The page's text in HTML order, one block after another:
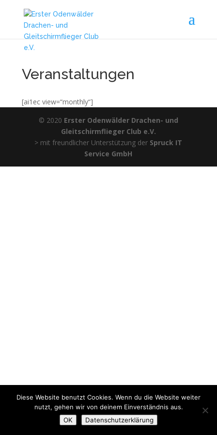
Veranstaltungen
[ai1ec view=“monthly“]
© 2020 Erster Odenwälder Drachen- und
Gleitschirmflieger Club e.V.
> mit freundlicher Unterstützung der Spruck IT
Service GmbH
Diese Website benutzt Cookies. Wenn du die Website weiter
nutzt, gehen wir von deinem Einverständnis aus.
OK
Datenschutzerklärung